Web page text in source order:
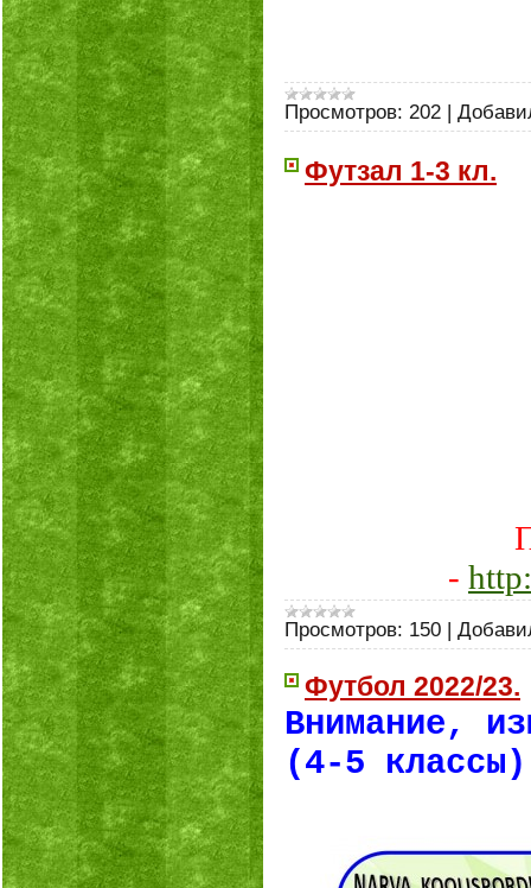
Просмотров: 202 |
Футзал 1-3 кл.
-
Просмотров: 150 |
Футбол 2022/23.
Внимание,
(4-5